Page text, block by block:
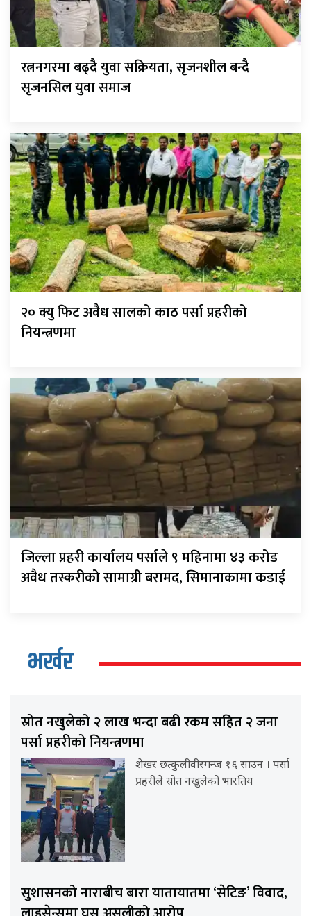
रत्ननगरमा बढ्दै युवा सक्रियता, सृजनशील बन्दै
सृजनसिल युवा समाज
२० क्यु फिट अवैध सालको काठ पर्सा प्रहरीको
नियन्त्रणमा
जिल्ला प्रहरी कार्यालय पर्साले ९ महिनामा ४३ करोड
अवैध तस्करीको सामाग्री बरामद, सिमानाकामा कडाई
भर्खर
स्रोत नखुलेको २ लाख भन्दा बढी रकम सहित २ जना
पर्सा प्रहरीको नियन्त्रणमा
शेखर छत्कुलीवीरगन्ज १६ साउन । पर्सा
प्रहरीले स्रोत नखुलेको भारतिय
सुशासनको नाराबीच बारा यातायातमा ‘सेटिङ’ विवाद,